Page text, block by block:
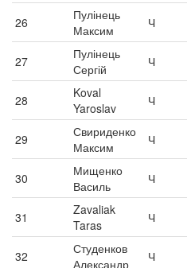
26
Пулінець
Максим
Ч
27
Пулінець
Сергій
Ч
28
Koval
Yaroslav
Ч
29
Свириденко
Максим
Ч
30
Мищенко
Василь
Ч
31
Zavaliak
Taras
Ч
32
Студенков
Александр
Ч